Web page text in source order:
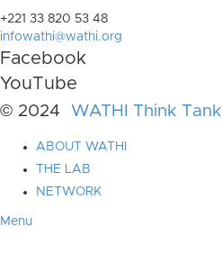
+221 33 820 53 48
infowathi@wathi.org
Facebook
YouTube
© 2024 WATHI Think Tank
ABOUT WATHI
THE LAB
NETWORK
Menu